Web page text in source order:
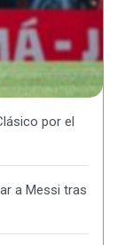
por el
a Messi tras